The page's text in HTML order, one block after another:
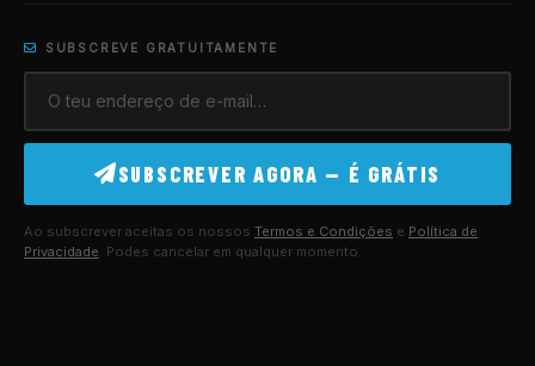
SUBSCREVE GRATUITAMENTE
SUBSCREVER AGORA — É GRÁTIS
Ao subscrever aceitas os nossos Termos e Condições e Política de
Privacidade . Podes cancelar em qualquer momento.